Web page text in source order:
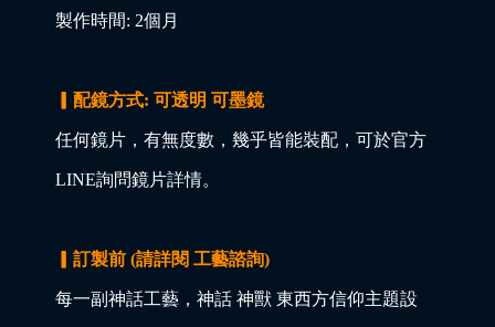
製作時間: 2個月
▎配鏡方式: 可透明 可墨鏡
任何鏡片，有無度數，幾乎皆能裝配，可於官方
LINE詢問鏡片詳情。
▎訂製前 (請詳閱 工藝諮詢)
每一副神話工藝，神話 神獸 東西方信仰主題設